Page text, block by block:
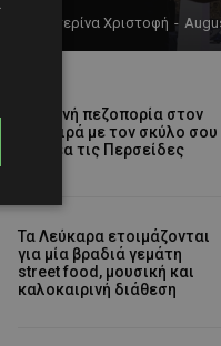
Κατερίνα Χριστοφή -
Βραδινή πεζοπορία στον
Μαχαιρά με τον σκύλο σου
και θέα τις Περσείδες
Τα Λεύκαρα ετοιμάζονται
για μία βραδιά γεμάτη
street food, μουσική και
καλοκαιρινή διάθεση